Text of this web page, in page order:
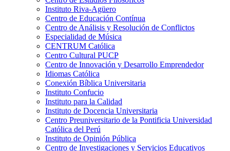
Instituto Riva-Agüero
Centro de Educación Contínua
Centro de Análisis y Resolución de Conflictos
Especialidad de Música
CENTRUM Católica
Centro Cultural PUCP
Centro de Innovación y Desarrollo Emprendedor
Idiomas Católica
Conexión Bíblica Universitaria
Instituto Confucio
Instituto para la Calidad
Instituto de Docencia Universitaria
Centro Preuniversitario de la Pontificia Universidad
Católica del Perú
Instituto de Opinión Pública
Centro de Investigaciones y Servicios Educativos